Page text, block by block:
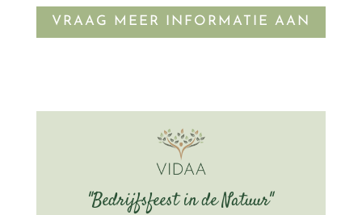
VRAAG MEER INFORMATIE AAN
"Bedrijfsfeest in de Natuur"